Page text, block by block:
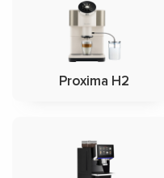
Proxima H2